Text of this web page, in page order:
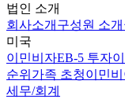
법인 소개
회사소개 구성원 소개
미국
이민비자EB-5 투자
순위 가족 초청이민
세무/회계